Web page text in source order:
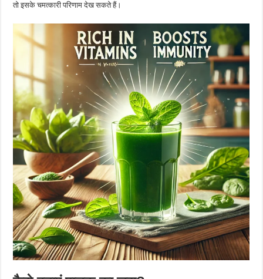
तो इसके चमत्कारी परिणाम देख सकते हैं।